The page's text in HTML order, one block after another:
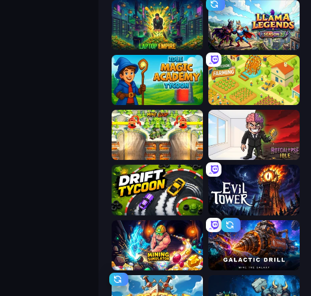
Laptop Empire Llama Legends
Idle Magic Academy Tycoon Farming Tycoon 3D
Mine Loop Rotcalypse: Idle Incremental
Drift Tycoon Evil Tower
Mining Simulator Galactic Drill